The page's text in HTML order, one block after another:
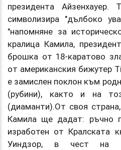
президента
символизира "дълбоко
"напомняне за
кралица Камила,
брошка от 18-каратово
от американския бижутер
е замислен поклон към
(рубини), както и на
(диаманти).От своя
Камила ще дадат: ръчно
изработен от Кралската
Уиндзор, в чест на